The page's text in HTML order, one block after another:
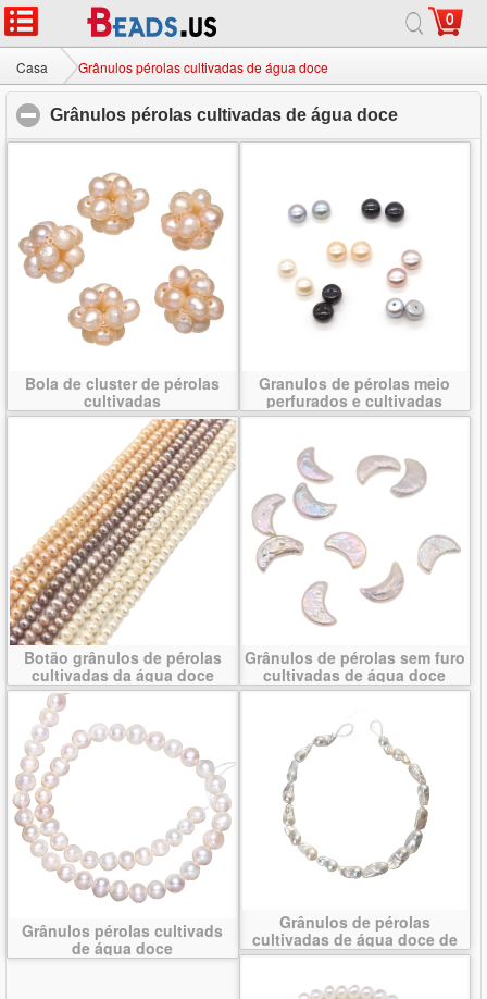
0
Casa Grânulos pérolas cultivadas de água doce
Grânulos pérolas cultivadas de água doce
Bola de cluster de pérolas
cultivadas
Granulos de pérolas meio
perfurados e cultivadas
contas de água doce
Botão grânulos de pérolas
cultivadas da água doce
Grânulos de pérolas sem furo
cultivadas de água doce
Grânulos pérolas cultivads
de água doce
Grânulos de pérolas
cultivadas de água doce de
forma de borroco
Casa |Sobre|Contate-nos
© 2026 Milky Way jóias Ltd. Todos os direitos reservados.